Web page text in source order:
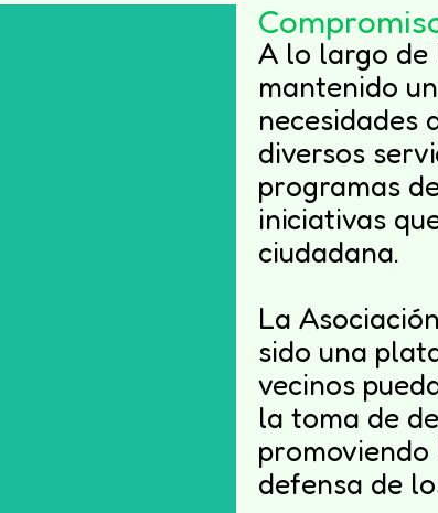
A lo largo de
mantenido
necesidades
diversos
programas
iniciativas
ciudadana.
La
sido una
vecinos
la toma de
defensa de